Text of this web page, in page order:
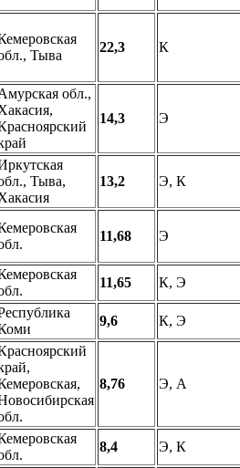
Тыва
22,3 К
обл.,
14,3 Э
Тыва,
13,2 Э, К
11,68 Э
11,65 К, Э
9,6 К, Э
8,76 Э, А
8,4 Э, К